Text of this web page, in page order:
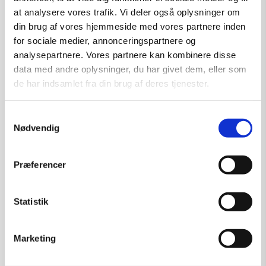
at analysere vores trafik. Vi deler også oplysninger om
din brug af vores hjemmeside med vores partnere inden
for sociale medier, annonceringspartnere og
analysepartnere. Vores partnere kan kombinere disse
data med andre oplysninger, du har givet dem, eller som
de har indsamlet fra din brug af deres tjenester.
Nødvendig
Præferencer
Statistik
MarketingSkulptur af Ulla Stobberup: